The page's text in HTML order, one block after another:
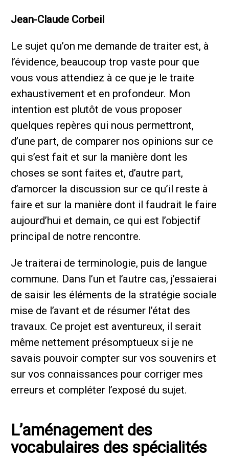
Jean-Claude Corbeil
Le sujet qu’on me demande de traiter est, à
l’évidence, beaucoup trop vaste pour que
vous vous attendiez à ce que je le traite
exhaustivement et en profondeur. Mon
intention est plutôt de vous proposer
quelques repères qui nous permettront,
d’une part, de comparer nos opinions sur ce
qui s’est fait et sur la manière dont les
choses se sont faites et, d’autre part,
d’amorcer la discussion sur ce qu’il reste à
faire et sur la manière dont il faudrait le faire
aujourd’hui et demain, ce qui est l’objectif
principal de notre rencontre.
Je traiterai de terminologie, puis de langue
commune. Dans l’un et l’autre cas, j’essaierai
de saisir les éléments de la stratégie sociale
mise de l’avant et de résumer l’état des
travaux. Ce projet est aventureux, il serait
même nettement présomptueux si je ne
savais pouvoir compter sur vos souvenirs et
sur vos connaissances pour corriger mes
erreurs et compléter l’exposé du sujet.
L’aménagement des
vocabulaires des spécialités